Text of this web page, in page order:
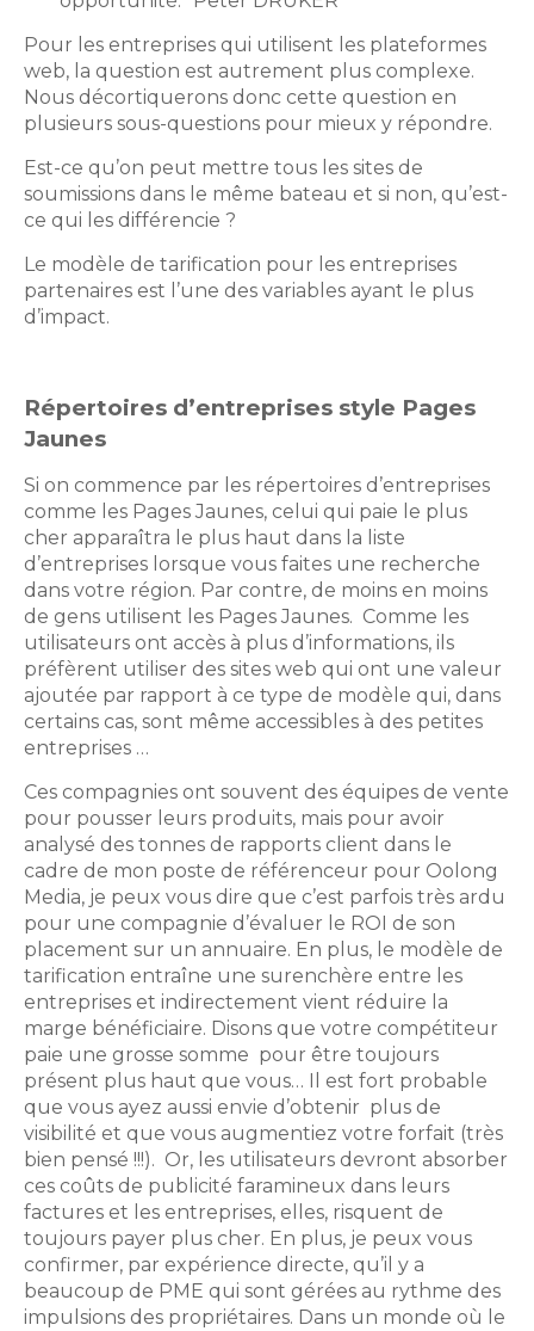
Pour les entreprises qui utilisent les plateformes
web, la question est autrement plus complexe.
Nous décortiquerons donc cette question en
plusieurs sous-questions pour mieux y répondre.
Est-ce qu’on peut mettre tous les sites de
soumissions dans le même bateau et si non, qu’est-
ce qui les différencie ?
Le modèle de tarification pour les entreprises
partenaires est l’une des variables ayant le plus
d’impact.
Répertoires d’entreprises style Pages
Jaunes
Si on commence par les répertoires d’entreprises
comme les Pages Jaunes, celui qui paie le plus
cher apparaîtra le plus haut dans la liste
d’entreprises lorsque vous faites une recherche
dans votre région. Par contre, de moins en moins
de gens utilisent les Pages Jaunes. Comme les
utilisateurs ont accès à plus d’informations, ils
préfèrent utiliser des sites web qui ont une valeur
ajoutée par rapport à ce type de modèle qui, dans
certains cas, sont même accessibles à des petites
entreprises …
Ces compagnies ont souvent des équipes de vente
pour pousser leurs produits, mais pour avoir
analysé des tonnes de rapports client dans le
cadre de mon poste de référenceur pour Oolong
Media, je peux vous dire que c’est parfois très ardu
pour une compagnie d’évaluer le ROI de son
placement sur un annuaire. En plus, le modèle de
tarification entraîne une surenchère entre les
entreprises et indirectement vient réduire la
marge bénéficiaire. Disons que votre compétiteur
paie une grosse somme pour être toujours
présent plus haut que vous… Il est fort probable
que vous ayez aussi envie d’obtenir plus de
visibilité et que vous augmentiez votre forfait (très
bien pensé !!!). Or, les utilisateurs devront absorber
ces coûts de publicité faramineux dans leurs
factures et les entreprises, elles, risquent de
toujours payer plus cher. En plus, je peux vous
confirmer, par expérience directe, qu’il y a
beaucoup de PME qui sont gérées au rythme des
impulsions des propriétaires. Dans un monde où le